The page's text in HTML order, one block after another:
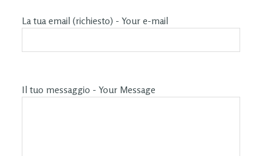
La tua email (richiesto) - Your e-mail
Il tuo messaggio - Your Message